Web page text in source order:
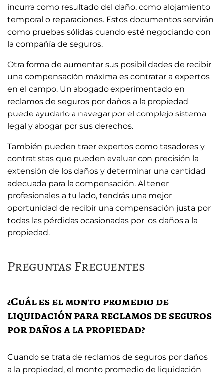
incurra como resultado del daño, como alojamiento
temporal o reparaciones. Estos documentos servirán
como pruebas sólidas cuando esté negociando con
la compañía de seguros.
Otra forma de aumentar sus posibilidades de recibir
una compensación máxima es contratar a expertos
en el campo. Un abogado experimentado en
reclamos de seguros por daños a la propiedad
puede ayudarlo a navegar por el complejo sistema
legal y abogar por sus derechos.
También pueden traer expertos como tasadores y
contratistas que pueden evaluar con precisión la
extensión de los daños y determinar una cantidad
adecuada para la compensación. Al tener
profesionales a tu lado, tendrás una mejor
oportunidad de recibir una compensación justa por
todas las pérdidas ocasionadas por los daños a la
propiedad.
Preguntas Frecuentes
¿Cuál es el monto promedio de
liquidación para reclamos de seguros
por daños a la propiedad?
Cuando se trata de reclamos de seguros por daños
a la propiedad, el monto promedio de liquidación